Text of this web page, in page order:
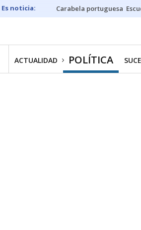
Carabela portuguesa
ACTUALIDAD POLÍTICA